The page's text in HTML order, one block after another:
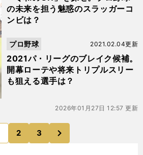
の未来を担う魅惑のスラッガーコ
ンビは？
2021パ・リーグのブレイク候補。
開幕ローテや将来トリプルスリー
も狙える選手は？
2021.02.04更新
プロ野球
2026年01月27日 12:57 更新
2 3